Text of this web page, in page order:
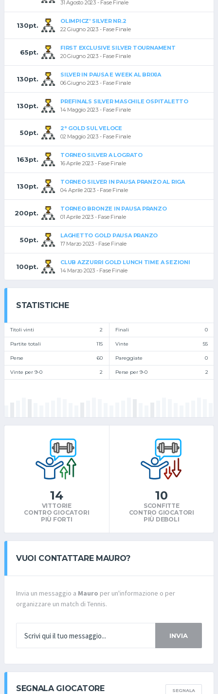
31 Agosto 2023 - Fase Finale
130pt.
OLIMPICZ' SILVER NR.2
22 Giugno 2023 - Fase Finale
65pt.
FIRST EXCLUSIVE SILVER TOURNAMENT
20 Giugno 2023 - Fase Finale
130pt.
SILVER IN PAUSA E WEEK AL BRIXIA
06 Giugno 2023 - Fase Finale
130pt.
PREFINALS SILVER MASCHILE OSPITALETTO
14 Maggio 2023 - Fase Finale
50pt.
2° GOLD SUL VELOCE
02 Maggio 2023 - Fase Finale
163pt.
TORNEO SILVER A LOGRATO
16 Aprile 2023 - Fase Finale
130pt.
TORNEO SILVER IN PAUSA PRANZO AL RIGA
04 Aprile 2023 - Fase Finale
200pt.
TORNEO BRONZE IN PAUSA PRANZO
01 Aprile 2023 - Fase Finale
50pt.
LAGHETTO GOLD PAUSA PRANZO
17 Marzo 2023 - Fase Finale
100pt.
CLUB AZZURRI GOLD LUNCH TIME A SEZIONI
14 Marzo 2023 - Fase Finale
STATISTICHE
Titoli vinti 2 Finali 0
Partite totali 115 Vinte 55
Perse 60 Pareggiate 0
Vinte per 9-0 2 Perse per 9-0 2
14
VITTORIE
CONTRO GIOCATORI
PIÙ FORTI
10
SCONFITTE
CONTRO GIOCATORI
PIÙ DEBOLI
VUOI CONTATTARE MAURO?
Invia un messaggio a Mauro per un'informazione o per
organizzare un match di Tennis.
INVIA
SEGNALA GIOCATORE SEGNALA